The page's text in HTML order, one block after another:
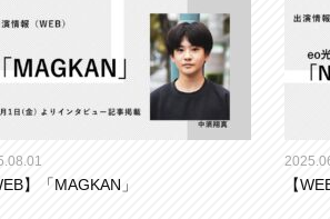
】「MAGKAN」 【